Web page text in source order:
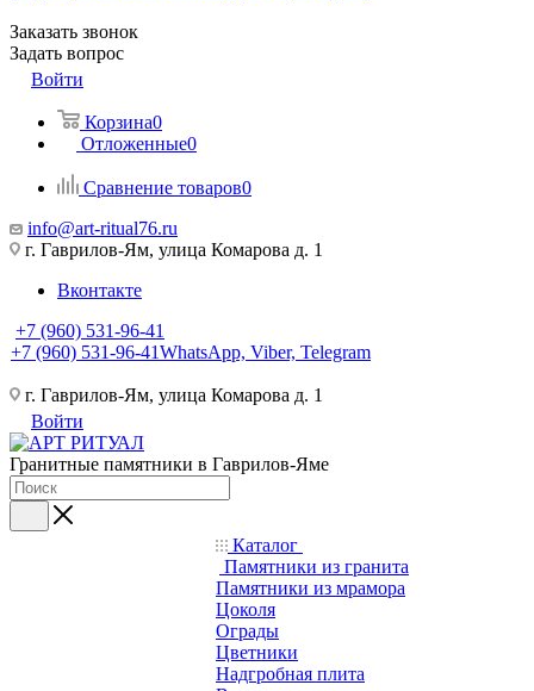
Заказать звонок
Задать вопрос
Войти
Корзина0
Отложенные0
Сравнение товаров0
info@art-ritual76.ru
г. Гаврилов-Ям, улица Комарова д. 1
Вконтакте
+7 (960) 531-96-41
+7 (960) 531-96-41WhatsApp, Viber, Telegram
г. Гаврилов-Ям, улица Комарова д. 1
Войти
Гранитные памятники в Гаврилов-Яме
Каталог
Памятники из гранита
Памятники из мрамора
Цоколя
Ограды
Цветники
Надгробная плита